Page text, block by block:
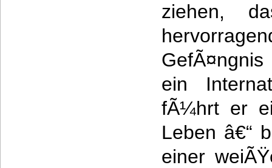
ziehen,
ein
fÃ¼hrt er
Leben â€“
einer